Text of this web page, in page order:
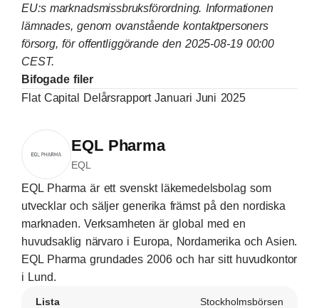
EU:s marknadsmissbruksförordning. Informationen
lämnades, genom ovanstående kontaktpersoners
försorg, för offentliggörande den 2025-08-19 00:00
CEST.
Bifogade filer
Flat Capital Delårsrapport Januari Juni 2025
EQL Pharma
EQL
EQL Pharma är ett svenskt läkemedelsbolag som
utvecklar och säljer generika främst på den nordiska
marknaden. Verksamheten är global med en
huvudsaklig närvaro i Europa, Nordamerika och Asien.
EQL Pharma grundades 2006 och har sitt huvudkontor
i Lund.
Lista
Stockholmsbörsen